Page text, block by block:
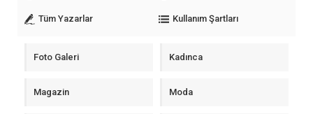
Tüm Yazarlar Kullanım Şartları
Foto Galeri Kadınca
Magazin Moda